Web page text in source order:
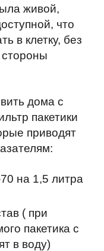
живой,
что
в клетку, без
дома с
пакетики
приводят
на 1,5 литра
( при
пакетика с
в воду)